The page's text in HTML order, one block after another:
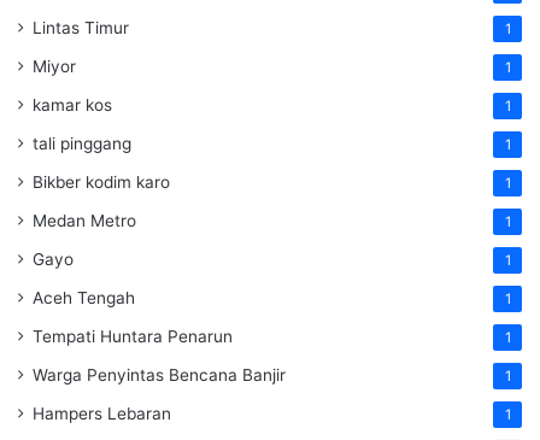
Lintas Timur 1
Miyor 1
kamar kos 1
tali pinggang 1
Bikber kodim karo 1
Medan Metro 1
Gayo 1
Aceh Tengah 1
Tempati Huntara Penarun 1
Warga Penyintas Bencana Banjir 1
Hampers Lebaran 1